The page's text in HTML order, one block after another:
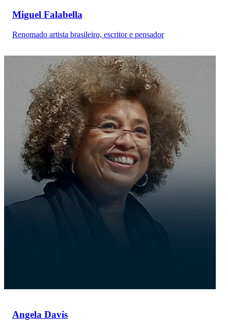
Miguel Falabella
Renomado artista brasileiro, escritor e pensador
Angela Davis